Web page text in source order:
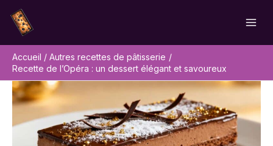
contenu
Accueil
Autres recettes de pâtisserie
Recette de l’Opéra : un dessert élégant et savoureux
Rechercher